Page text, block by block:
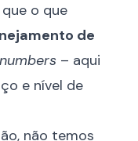
o que
de
numbers – aqui
e nível de
não temos